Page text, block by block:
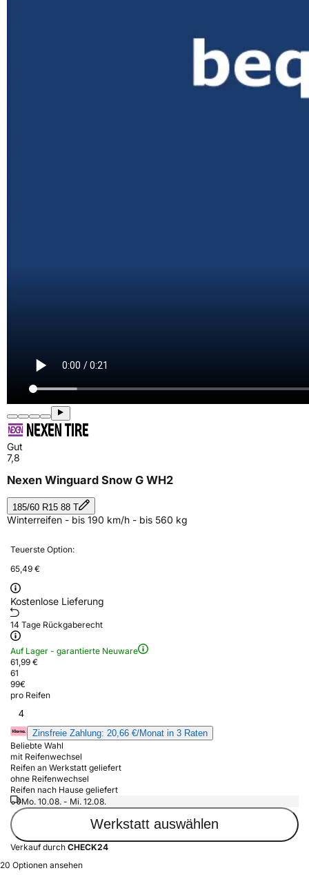
Gut
7,8
Nexen Winguard Snow G WH2
185/60 R15 88 T
Winterreifen - bis 190 km/h - bis 560 kg
Teuerste Option:
65,49 €
Kostenlose Lieferung
14 Tage Rückgaberecht
Auf Lager - garantierte Neuware
61,99 €
61
99€
pro Reifen
4
Zinsfreie Zahlung: 20,66 €/Monat in 3 Raten
Beliebte Wahl
mit Reifenwechsel
Reifen an Werkstatt geliefert
ohne Reifenwechsel
Reifen nach Hause geliefert
Mo. 10.08. - Mi. 12.08.
Werkstatt auswählen
Verkauf durch CHECK24
20 Optionen ansehen